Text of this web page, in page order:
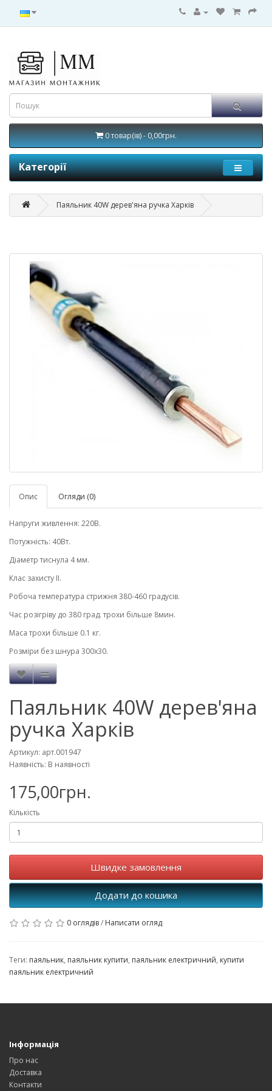
0 товар(ів) - 0,00грн.
Категорії
Паяльник 40W дерев'яна ручка Харків
Опис Огляди (0)
Напруги живлення: 220В.
Потужність: 40Вт.
Діаметр тиснула 4 мм.
Клас захисту ІІ.
Робоча температура стрижня 380-460 градусів.
Час розігріву до 380 град. трохи більше 8мин.
Маса трохи більше 0.1 кг.
Розміри без шнура 300х30.
Паяльник 40W дерев'яна
ручка Харків
Артикул: арт.001947
Наявність: В наявності
175,00грн.
Кількість
Швидке замовлення
Додати до кошика
0 оглядів/ Написати огляд
Теги: паяльник, паяльник купити, паяльник електричний, купити
паяльник електричний
Інформація
Про нас
Доставка
Контакти